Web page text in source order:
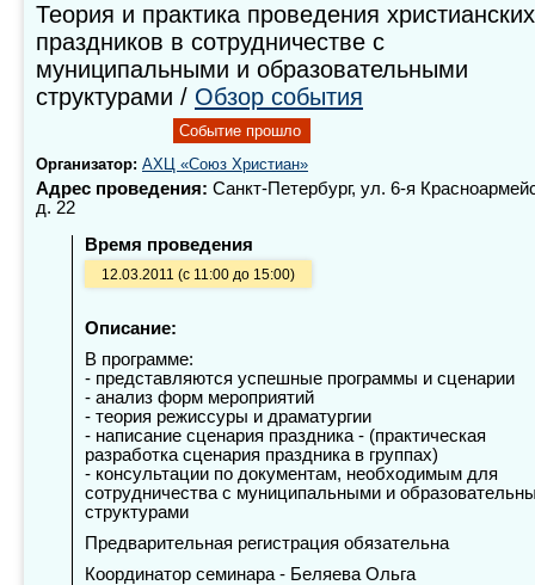
Теория и практика проведения христианских
праздников в сотрудничестве с
муниципальными и образовательными
структурами / Обзор события
Событие прошло
Организатор: АХЦ «Союз Христиан»
Адрес проведения: Санкт-Петербург, ул. 6-я
д. 22
Время проведения
12.03.2011 (с 11:00 до 15:00)
Описание:
В программе:
- представляются успешные программы и сценарии
- анализ форм мероприятий
- теория режиссуры и драматургии
- написание сценария праздника - (практическая
разработка сценария праздника в группах)
- консультации по документам, необходимым для
сотрудничества с муниципальными и
структурами
Предварительная регистрация обязательна
Координатор семинара - Беляева Ольга